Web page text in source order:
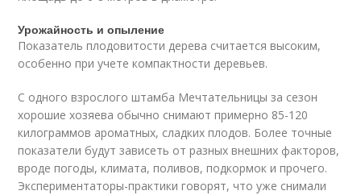
Урожайность и опыление
Показатель плодовитости дерева считается высоким,
особенно при учете компактности деревьев.
С одного взрослого штамба Мечтательницы за сезон
хорошие хозяева обычно снимают примерно 85-120
килограммов ароматных, сладких плодов. Более точные
показатели будут зависеть от разных внешних факторов,
вроде погоды, климата, поливов, подкормок и прочего.
Экспериментаторы-практики говорят, что уже снимали